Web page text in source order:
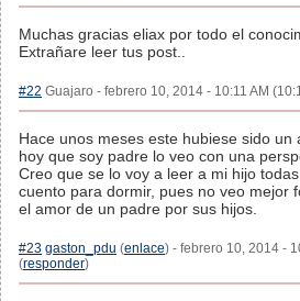
Muchas gracias eliax por todo el
Extrañare leer tus post..
#22 Guajaro - febrero 10, 2014 - 10:11 AM
Hace unos meses este hubiese sido
hoy que soy padre lo veo con una
Creo que se lo voy a leer a mi hijo
cuento para dormir, pues no veo mejor
el amor de un padre por sus hijos.
#23 gaston_pdu (enlace) - febrero 10, 2014 -
(responder)